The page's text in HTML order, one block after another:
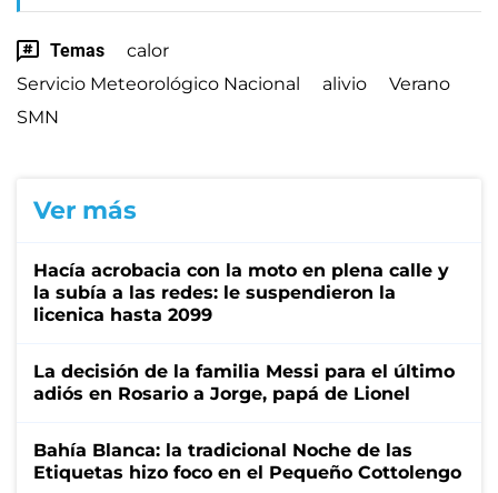
Temas
calor
Servicio Meteorológico Nacional
alivio
Verano
SMN
Ver más
Hacía acrobacia con la moto en plena calle y
la subía a las redes: le suspendieron la
licenica hasta 2099
La decisión de la familia Messi para el último
adiós en Rosario a Jorge, papá de Lionel
Bahía Blanca: la tradicional Noche de las
Etiquetas hizo foco en el Pequeño Cottolengo